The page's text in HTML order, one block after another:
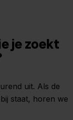
je zoekt
uit. Als de
staat, horen we